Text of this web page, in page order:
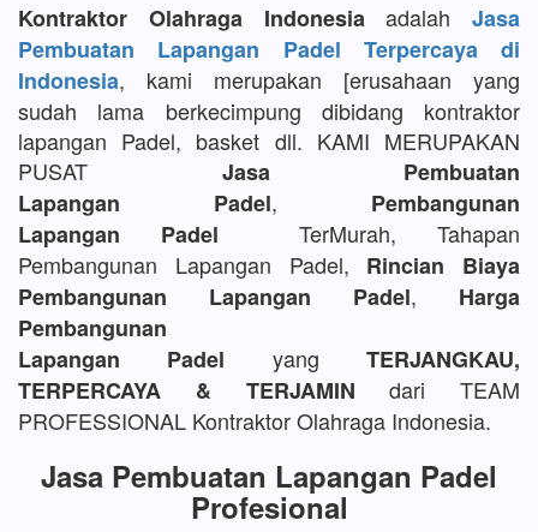
Kontraktor Olahraga Indonesia adalah Jasa
Pembuatan Lapangan Padel Terpercaya di
Indonesia, kami merupakan [erusahaan yang
sudah lama berkecimpung dibidang kontraktor
lapangan Padel, basket dll. KAMI MERUPAKAN
PUSAT Jasa Pembuatan
Lapangan Padel, Pembangunan
Lapangan Padel TerMurah, Tahapan
Pembangunan Lapangan Padel, Rincian Biaya
Pembangunan Lapangan Padel, Harga
Pembangunan
Lapangan Padel yangTERJANGKAU,
TERPERCAYA & TERJAMIN dari TEAM
PROFESSIONAL Kontraktor Olahraga Indonesia.
Jasa Pembuatan Lapangan Padel
Profesional